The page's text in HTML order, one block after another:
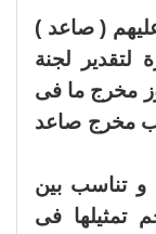
( صاعد )
لتقدير لجنة
مخرج ما فى
مخرج صاعد
و تناسب بين
تمثيلها فى